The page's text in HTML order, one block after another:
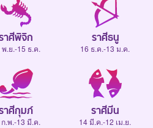
าศีพิจิก
พ.ย.-15 ธ.ค.
ราศีธนู
16 ธ.ค.-13 ม.ค.
าศีกุมภ์
ก.พ.-13 มี.ค.
ราศีมีน
14 มี.ค.-12 เม.ย.